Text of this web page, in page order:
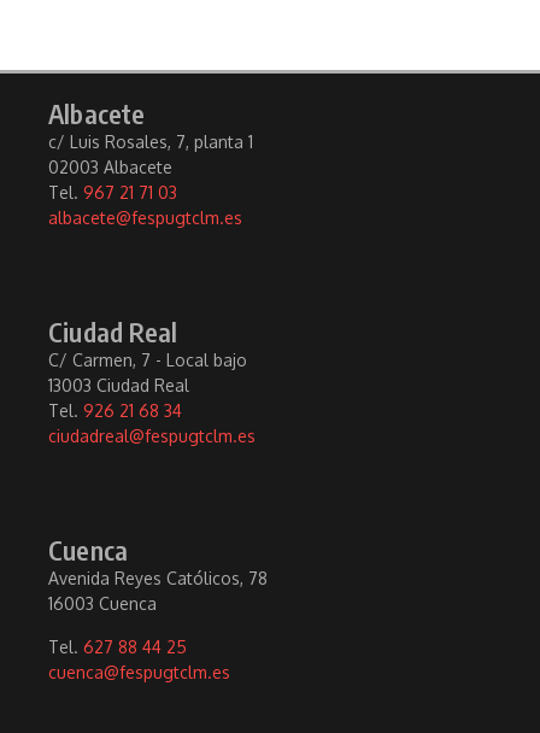
Albacete
c/ Luis Rosales, 7, planta 1
02003 Albacete
Tel. 967 21 71 03
albacete@fespugtclm.es
Ciudad Real
C/ Carmen, 7 - Local bajo
13003 Ciudad Real
Tel. 926 21 68 34
ciudadreal@fespugtclm.es
Cuenca
Avenida Reyes Católicos, 78
16003 Cuenca
Tel. 627 88 44 25
cuenca@fespugtclm.es